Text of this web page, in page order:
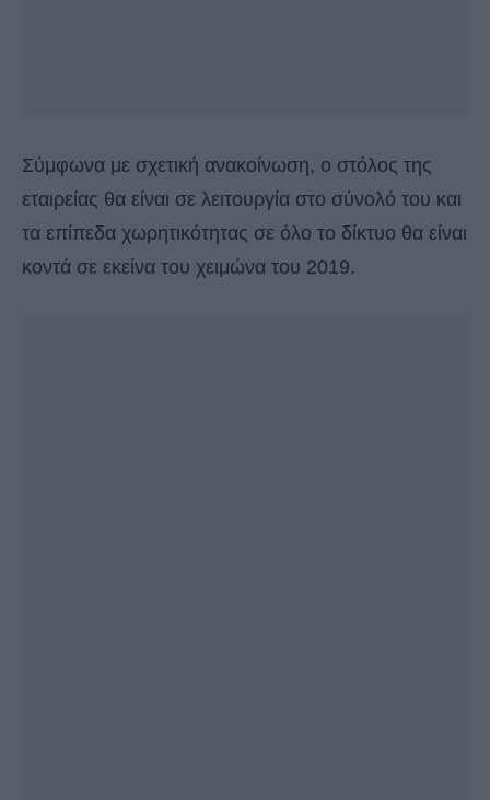
Σύμφωνα με σχετική ανακοίνωση, ο στόλος της
εταιρείας θα είναι σε λειτουργία στο σύνολό του και
τα επίπεδα χωρητικότητας σε όλο το δίκτυο θα είναι
κοντά σε εκείνα του χειμώνα του 2019.